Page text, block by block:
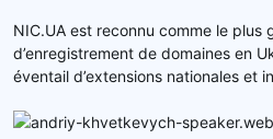
NIC.UA est reconnu comme le plus
d’enregistrement de domaines en
éventail d’extensions nationales et